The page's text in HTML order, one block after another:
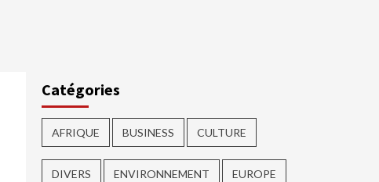
Catégories
AFRIQUE BUSINESS CULTURE
DIVERS ENVIRONNEMENT EUROPE